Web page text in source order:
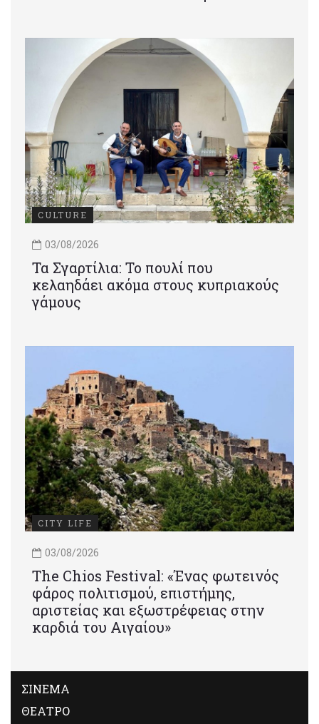
CULTURE
03/08/2026
Τα Σγαρτίλια: Το πουλί που
κελαηδάει ακόμα στους κυπριακούς
γάμους
CITY LIFE
03/08/2026
Τhe Chios Festival: «Ένας φωτεινός
φάρος πολιτισμού, επιστήμης,
αριστείας και εξωστρέφειας στην
καρδιά του Αιγαίου»
ΣΙΝΕΜΑ
ΘΕΑΤΡΟ